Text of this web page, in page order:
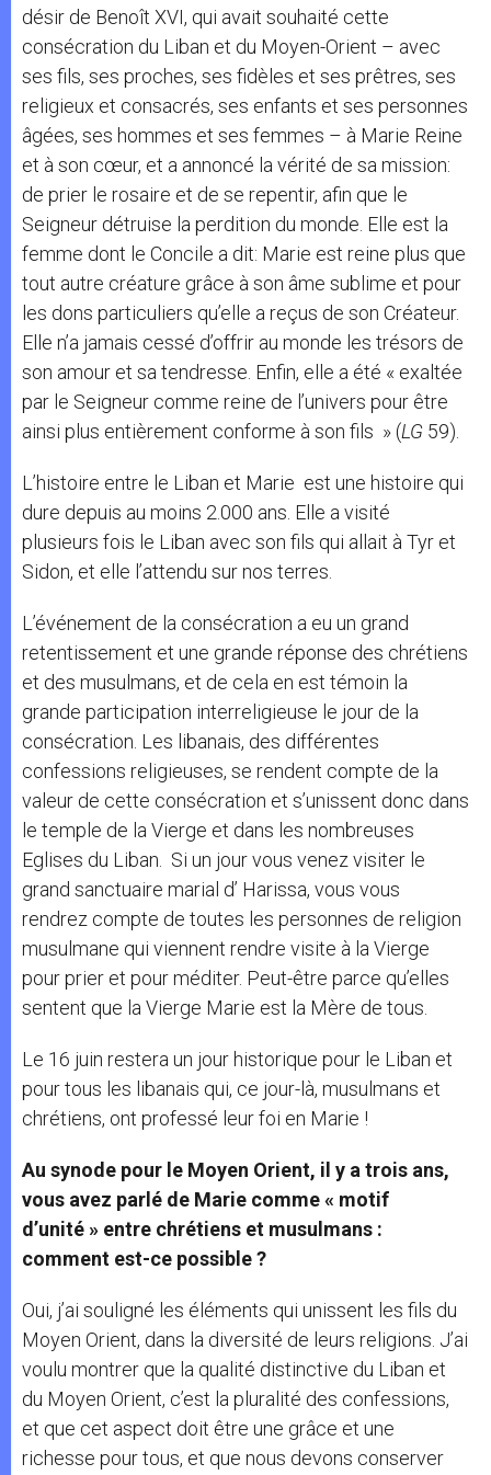
désir de Benoît XVI, qui avait souhaité cette
consécration du Liban et du Moyen-Orient – avec
ses fils, ses proches, ses fidèles et ses prêtres, ses
religieux et consacrés, ses enfants et ses personnes
âgées, ses hommes et ses femmes – à Marie Reine
et à son cœur, et a annoncé la vérité de sa mission:
de prier le rosaire et de se repentir, afin que le
Seigneur détruise la perdition du monde. Elle est la
femme dont le Concile a dit: Marie est reine plus que
tout autre créature grâce à son âme sublime et pour
les dons particuliers qu’elle a reçus de son Créateur.
Elle n’a jamais cessé d’offrir au monde les trésors de
son amour et sa tendresse. Enfin, elle a été « exaltée
par le Seigneur comme reine de l’univers pour être
ainsi plus entièrement conforme à son fils » (LG 59).
L’histoire entre le Liban et Marie est une histoire qui
dure depuis au moins 2.000 ans. Elle a visité
plusieurs fois le Liban avec son fils qui allait à Tyr et
Sidon, et elle l’attendu sur nos terres.
L’événement de la consécration a eu un grand
retentissement et une grande réponse des chrétiens
et des musulmans, et de cela en est témoin la
grande participation interreligieuse le jour de la
consécration. Les libanais, des différentes
confessions religieuses, se rendent compte de la
valeur de cette consécration et s’unissent donc dans
le temple de la Vierge et dans les nombreuses
Eglises du Liban. Si un jour vous venez visiter le
grand sanctuaire marial d’ Harissa, vous vous
rendrez compte de toutes les personnes de religion
musulmane qui viennent rendre visite à la Vierge
pour prier et pour méditer. Peut-être parce qu’elles
sentent que la Vierge Marie est la Mère de tous.
Le 16 juin restera un jour historique pour le Liban et
pour tous les libanais qui, ce jour-là, musulmans et
chrétiens, ont professé leur foi en Marie !
Au synode pour le Moyen Orient, il y a trois ans,
vous avez parlé de Marie comme « motif
d’unité » entre chrétiens et musulmans :
comment est-ce possible ?
Oui, j’ai souligné les éléments qui unissent les fils du
Moyen Orient, dans la diversité de leurs religions. J’ai
voulu montrer que la qualité distinctive du Liban et
du Moyen Orient, c’est la pluralité des confessions,
et que cet aspect doit être une grâce et une
richesse pour tous, et que nous devons conserver